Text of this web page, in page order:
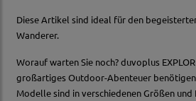
Diese Artikel sind ideal für den
Wanderer.
Worauf warten Sie noch? duvoplus
großartiges Outdoor-Abenteuer
Modelle sind in verschiedenen Größen